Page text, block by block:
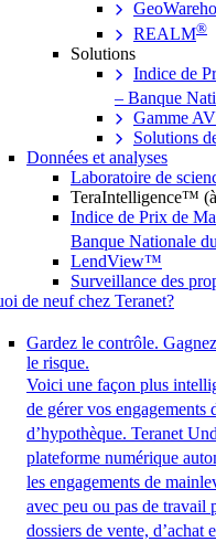
REALM®
Solutions
Indice de
– Banque
Gamme
Solutions
Données et analyses
Laboratoire de
TeraIntelligence™
Indice de Prix de
Banque Nationale
LendView™
Surveillance des
de neuf chez Teranet?
Gardez le contrôle.
le risque.
Voici une façon plus
de gérer vos engagements
d’hypothèque. Teranet
plateforme numérique
les engagements de
avec peu ou pas de travail
dossiers de vente, d’achat